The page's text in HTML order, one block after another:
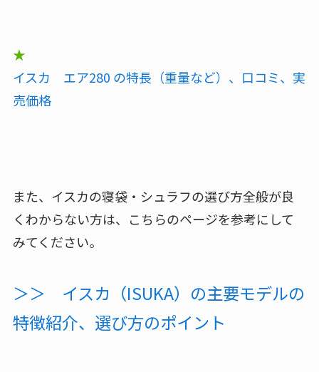
★
イスカ エア280 の特長（重量など）、口コミ、実
売価格
また、イスカの寝袋・シュラフの選び方全般が良
くわからない方は、こちらのページを参考にして
みてください。
＞＞ イスカ（ISUKA）の主要モデルの
特徴紹介、選び方のポイント